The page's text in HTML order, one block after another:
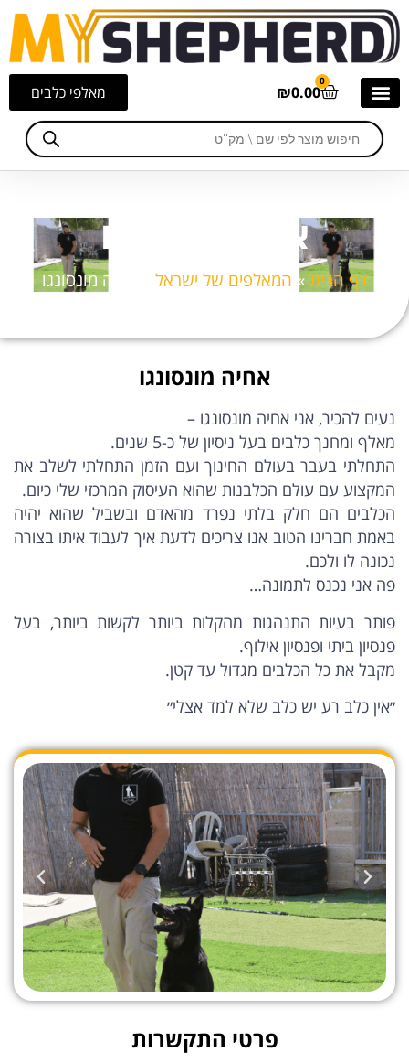
מאלפי כלבים ₪0.00
0
אחיה מונסונגו
דף הבית» המאלפים של ישראל אחיה מונסונגו
אחיה מונסונגו
נעים להכיר, אני אחיה מונסונגו –
מאלף ומחנך כלבים בעל ניסיון של כ-5 שנים.
התחלתי בעבר בעולם החינוך ועם הזמן התחלתי לשלב את
המקצוע עם עולם הכלבנות שהוא העיסוק המרכזי שלי כיום.
הכלבים הם חלק בלתי נפרד מהאדם ובשביל שהוא יהיה
באמת חברינו הטוב אנו צריכים לדעת איך לעבוד איתו בצורה
נכונה לו ולכם.
פה אני נכנס לתמונה…
פותר בעיות התנהגות מהקלות ביותר לקשות ביותר, בעל
פנסיון ביתי ופנסיון אילוף.
מקבל את כל הכלבים מגדול עד קטן.
״אין כלב רע יש כלב שלא למד אצלי״
פרטי התקשרות